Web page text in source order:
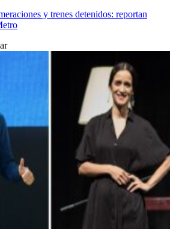
y trenes detenidos: reportan